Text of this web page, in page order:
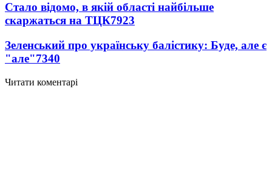
Стало відомо, в якій області найбільше
скаржаться на ТЦК7923
Зеленський про українську балістику: Буде, але є
"але"7340
Читати коментарі